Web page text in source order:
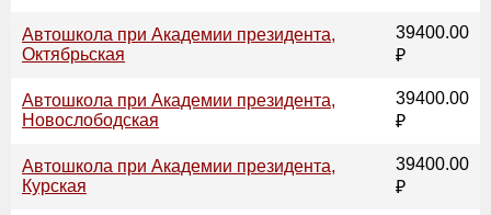
Автошкола при Академии президента,
Октябрьская
39400.00
₽
Автошкола при Академии президента,
Новослободская
39400.00
₽
Автошкола при Академии президента,
Курская
39400.00
₽